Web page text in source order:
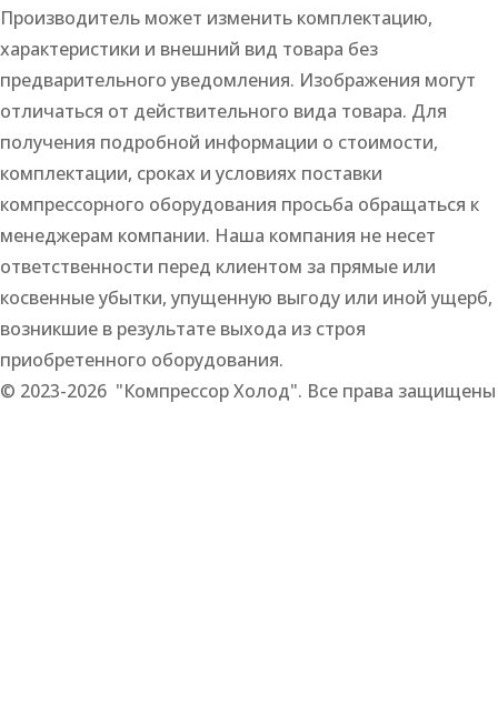
Производитель может изменить комплектацию,
характеристики и внешний вид товара без
предварительного уведомления. Изображения могут
отличаться от действительного вида товара. Для
получения подробной информации о стоимости,
комплектации, сроках и условиях поставки
компрессорного оборудования просьба обращаться к
менеджерам компании. Наша компания не несет
ответственности перед клиентом за прямые или
косвенные убытки, упущенную выгоду или иной ущерб,
возникшие в результате выхода из строя
приобретенного оборудования.
© 2023-2026 "Компрессор Холод". Все права защищены